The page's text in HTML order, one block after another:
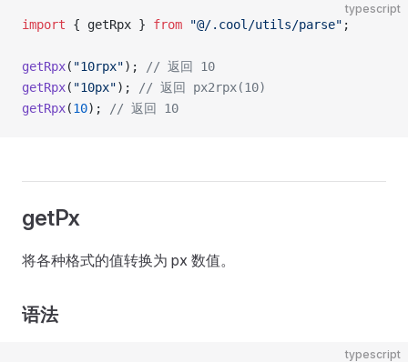
typescript
import { getRpx } from "@/.cool/utils/parse" ;
getRpx( "10rpx");
// 返回 10
getRpx( "10px");
// 返回 px2rpx(10)
getRpx(10); // 返回 10
getPx
将各种格式的值转换为 px 数值。
语法
typescript